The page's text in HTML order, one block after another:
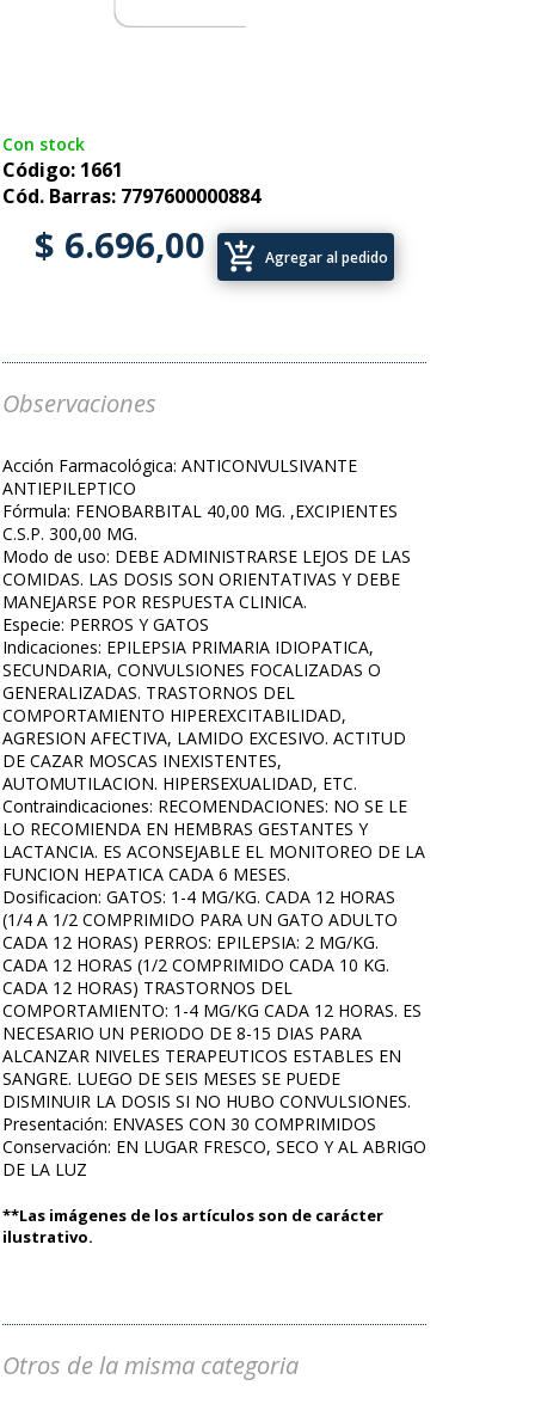
Con stock
Código: 1661
Cód. Barras: 7797600000884
$ 6.696,00 add_shopping_cart Agregar al pedido
Observaciones
Acción Farmacológica: ANTICONVULSIVANTE
ANTIEPILEPTICO
Fórmula: FENOBARBITAL 40,00 MG. ,EXCIPIENTES
C.S.P. 300,00 MG.
Modo de uso: DEBE ADMINISTRARSE LEJOS DE LAS
COMIDAS. LAS DOSIS SON ORIENTATIVAS Y DEBE
MANEJARSE POR RESPUESTA CLINICA.
Especie: PERROS Y GATOS
Indicaciones: EPILEPSIA PRIMARIA IDIOPATICA,
SECUNDARIA, CONVULSIONES FOCALIZADAS O
GENERALIZADAS. TRASTORNOS DEL
COMPORTAMIENTO HIPEREXCITABILIDAD,
AGRESION AFECTIVA, LAMIDO EXCESIVO. ACTITUD
DE CAZAR MOSCAS INEXISTENTES,
AUTOMUTILACION. HIPERSEXUALIDAD, ETC.
Contraindicaciones: RECOMENDACIONES: NO SE LE
LO RECOMIENDA EN HEMBRAS GESTANTES Y
LACTANCIA. ES ACONSEJABLE EL MONITOREO DE LA
FUNCION HEPATICA CADA 6 MESES.
Dosificacion: GATOS: 1-4 MG/KG. CADA 12 HORAS
(1/4 A 1/2 COMPRIMIDO PARA UN GATO ADULTO
CADA 12 HORAS) PERROS: EPILEPSIA: 2 MG/KG.
CADA 12 HORAS (1/2 COMPRIMIDO CADA 10 KG.
CADA 12 HORAS) TRASTORNOS DEL
COMPORTAMIENTO: 1-4 MG/KG CADA 12 HORAS. ES
NECESARIO UN PERIODO DE 8-15 DIAS PARA
ALCANZAR NIVELES TERAPEUTICOS ESTABLES EN
SANGRE. LUEGO DE SEIS MESES SE PUEDE
DISMINUIR LA DOSIS SI NO HUBO CONVULSIONES.
Presentación: ENVASES CON 30 COMPRIMIDOS
Conservación: EN LUGAR FRESCO, SECO Y AL ABRIGO
DE LA LUZ
**Las imágenes de los artículos son de carácter
ilustrativo.
Otros de la misma categoria